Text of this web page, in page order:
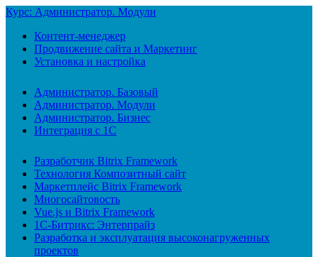
Курс: Администратор. Модули
Контент-менеджер
Продвижение сайта и Маркетинг
Установка и настройка
Администратор. Базовый
Администратор. Модули
Администратор. Бизнес
Интеграция с 1С
Разработчик Bitrix Framework
Технология Композитный сайт
Маркетплейс Bitrix Framework
Многосайтовость
Vue.js и Bitrix Framework
1С-Битрикс: Энтерпрайз
Разработка и эксплуатация высоконагруженных
проектов